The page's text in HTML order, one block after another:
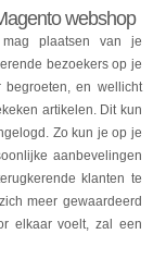
webshop
plaatsen van je
bezoekers op je
en wellicht
artikelen. Dit kun
Zo kun je op je
aanbevelingen
klanten te
meer gewaardeerd
elkaar voelt, zal een